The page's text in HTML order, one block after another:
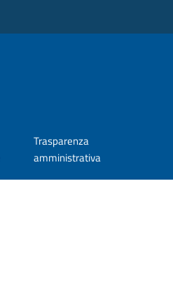
Trasparenza
amministrativa